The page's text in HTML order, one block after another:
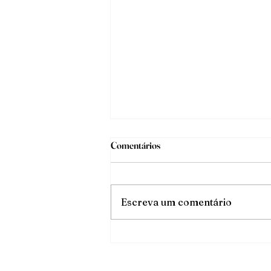
Comentários
Escreva um comentário